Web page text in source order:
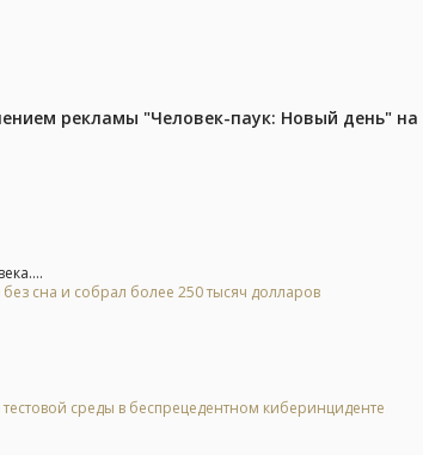
рекламы "Человек-паук: Новый день"
сна и собрал более 250 тысяч долларов
среды в беспрецедентном киберинциденте